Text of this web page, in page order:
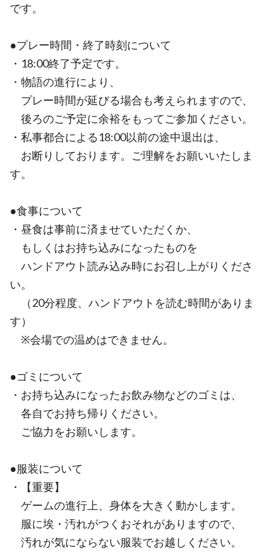
です。
●プレー時間・終了時刻について
・18:00終了予定です。
・物語の進行により、
プレー時間が延びる場合も考えられますので、
後ろのご予定に余裕をもってご参加ください。
・私事都合による18:00以前の途中退出は、
お断りしております。ご理解をお願いいたしま
す。
●食事について
・昼食は事前に済ませていただくか、
もしくはお持ち込みになったものを
ハンドアウト読み込み時にお召し上がりくださ
い。
（20分程度、ハンドアウトを読む時間がありま
す）
※会場での温めはできません。
●ゴミについて
・お持ち込みになったお飲み物などのゴミは、
各自でお持ち帰りください。
ご協力をお願いします。
●服装について
・【重要】
ゲームの進行上、身体を大きく動かします。
服に埃・汚れがつくおそれがありますので、
汚れが気にならない服装でお越しください。